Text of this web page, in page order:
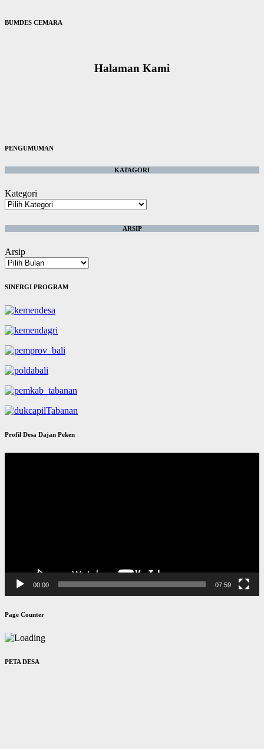
BUMDES CEMARA
Halaman Kami
PENGUMUMAN
KATAGORI
Kategori
ARSIP
Arsip
SINERGI PROGRAM
Profil Desa Dajan Peken
00:00 07:59
Page Counter
PETA DESA